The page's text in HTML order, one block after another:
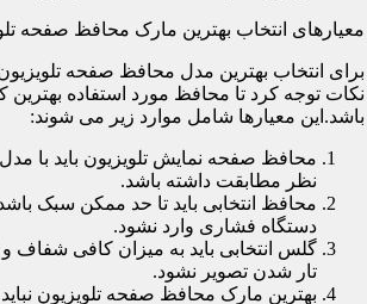
معیارهای انتخاب بهترین مارک محافظ صفحه
برای انتخاب بهترین مدل محافظ صفحه
نکات توجه کرد تا محافظ مورد استفاده بهترین
باشد.این معیارها شامل موارد زیر می شوند:
محافظ صفحه نمایش تلویزیون باید با مدل
نظر مطابقت داشته باشد.
محافظ انتخابی باید تا حد ممکن سبک باشد
دستگاه فشاری وارد نشود.
گلس انتخابی باید به میزان کافی شفاف
تار شدن تصویر نشود.
بهترین مارک محافظ صفحه تلویزیون